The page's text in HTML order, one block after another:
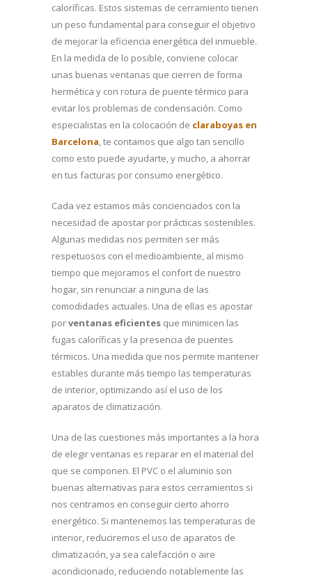
caloríficas. Estos sistemas de cerramiento tienen
un peso fundamental para conseguir el objetivo
de mejorar la eficiencia energética del inmueble.
En la medida de lo posible, conviene colocar
unas buenas ventanas que cierren de forma
hermética y con rotura de puente térmico para
evitar los problemas de condensación. Como
especialistas en la colocación de claraboyas en
Barcelona, te contamos que algo tan sencillo
como esto puede ayudarte, y mucho, a ahorrar
en tus facturas por consumo energético.
Cada vez estamos más concienciados con la
necesidad de apostar por prácticas sostenibles.
Algunas medidas nos permiten ser más
respetuosos con el medioambiente, al mismo
tiempo que mejoramos el confort de nuestro
hogar, sin renunciar a ninguna de las
comodidades actuales. Una de ellas es apostar
porventanas eficientes que minimicen las
fugas caloríficas y la presencia de puentes
térmicos. Una medida que nos permite mantener
estables durante más tiempo las temperaturas
de interior, optimizando así el uso de los
aparatos de climatización.
Una de las cuestiones más importantes a la hora
de elegir ventanas es reparar en el material del
que se componen. El PVC o el aluminio son
buenas alternativas para estos cerramientos si
nos centramos en conseguir cierto ahorro
energético. Si mantenemos las temperaturas de
interior, reduciremos el uso de aparatos de
climatización, ya sea calefacción o aire
acondicionado, reduciendo notablemente las